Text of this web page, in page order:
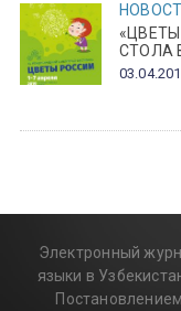
СТОЛА
Электронный
языки в